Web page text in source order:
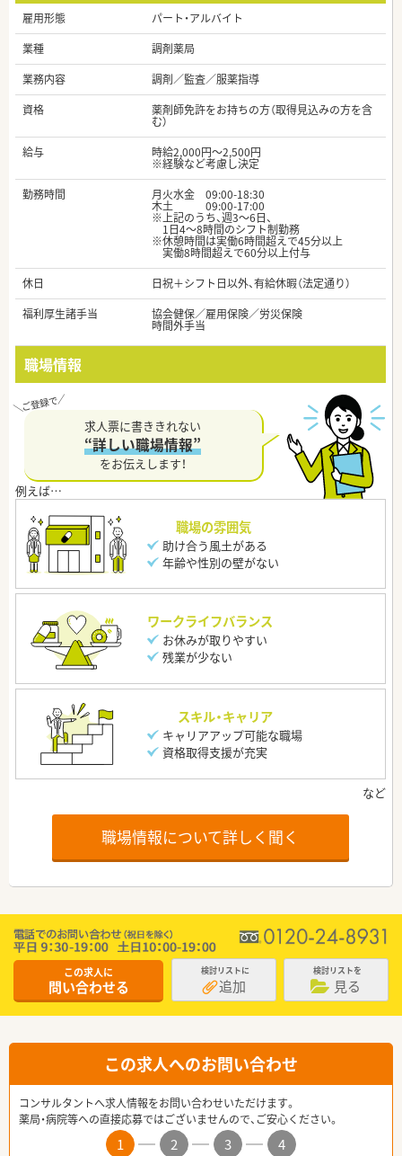
雇用形態
パート・アルバイト
業種
調剤薬局
業務内容
調剤／監査／服薬指導
資格
薬剤師免許をお持ちの方（取得見込みの方を含
む）
給与
時給2,000円～2,500円
※経験など考慮し決定
勤務時間
月火水金 09:00-18:30
木土 09:00-17:00
※上記のうち、週3～6日、
1日4～8時間のシフト制勤務
※休憩時間は実働6時間超えで45分以上
実働8時間超えで60分以上付与
休日
日祝＋シフト日以外、有給休暇（法定通り）
福利厚生諸手当
協会健保／雇用保険／労災保険
時間外手当
職場情報
求人票に書ききれない
“詳しい職場情報”
をお伝えします！
職場の雰囲気
助け合う風土がある
年齢や性別の壁がない
ワークライフバランス
お休みが取りやすい
残業が少ない
スキル・キャリア
キャリアアップ可能な職場
資格取得支援が充実
職場情報について詳しく聞く
この求人に
問い合わせる
検討リストに
追加
検討リストを
見る
この求人へのお問い合わせ
コンサルタントへ求人情報をお問い合わせいただけます。
薬局・病院等への直接応募ではございませんので、ご安心ください。
1 2 3 4